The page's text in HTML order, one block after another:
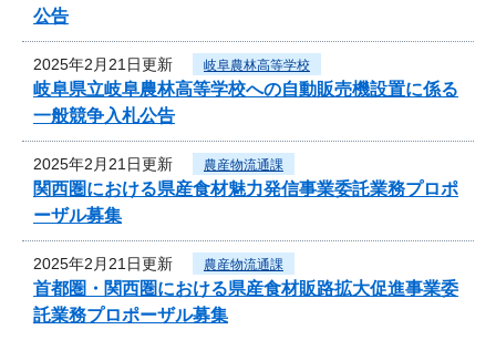
公告
2025年2月21日更新 岐阜農林高等学校
岐阜県立岐阜農林高等学校への自動販売機設置に係る
一般競争入札公告
2025年2月21日更新 農産物流通課
関西圏における県産食材魅力発信事業委託業務プロポ
ーザル募集
2025年2月21日更新 農産物流通課
首都圏・関西圏における県産食材販路拡大促進事業委
託業務プロポーザル募集